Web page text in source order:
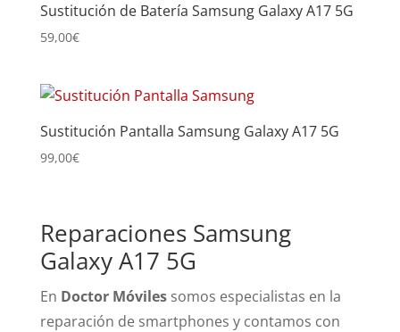
Sustitución de Batería Samsung Galaxy A17 5G
59,00€
Sustitución Pantalla Samsung Galaxy A17 5G
99,00€
Reparaciones Samsung
Galaxy A17 5G
En Doctor Móvilessomos especialistas en la
reparación de smartphones y contamos con